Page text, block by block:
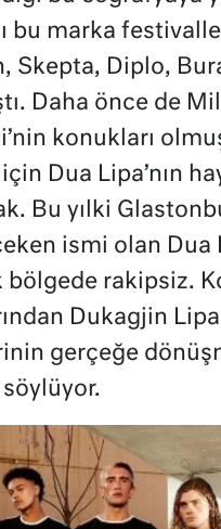
bu marka
Skepta, Diplo,
Daha önce de
konukları
Dua Lipa’nın
Bu yılki
ismi olan Dua
rakipsiz.
Dukagjin
gerçeğe
söylüyor.